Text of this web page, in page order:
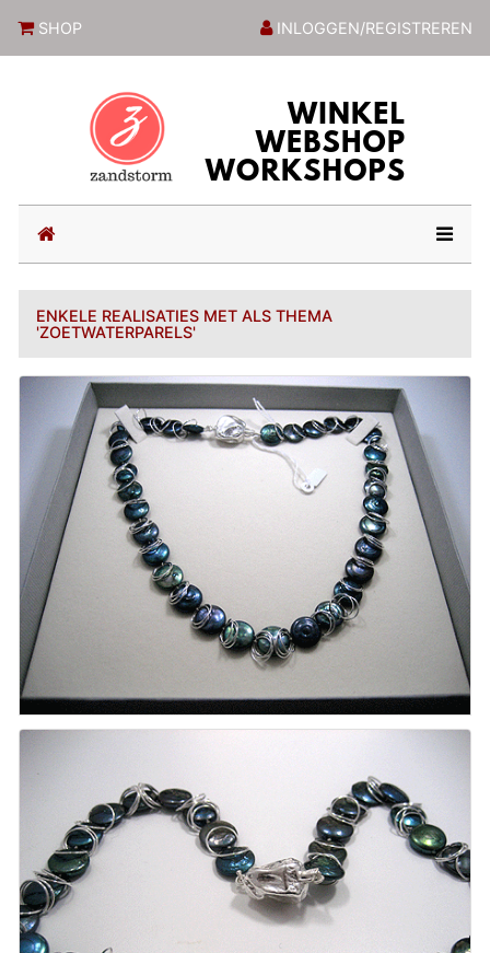
SHOP INLOGGEN/REGISTREREN
(current)
ENKELE REALISATIES MET ALS THEMA
'ZOETWATERPARELS'